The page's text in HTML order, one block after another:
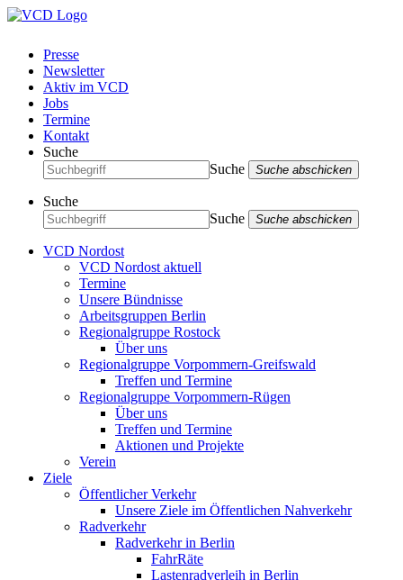
Presse
Newsletter
Aktiv im VCD
Jobs
Termine
Kontakt
Suche
Suche
Suche abschicken
Suche
Suche
Suche abschicken
VCD Nordost
VCD Nordost aktuell
Termine
Unsere Bündnisse
Arbeitsgruppen Berlin
Regionalgruppe Rostock
Über uns
Regionalgruppe Vorpommern-Greifswald
Treffen und Termine
Regionalgruppe Vorpommern-Rügen
Über uns
Treffen und Termine
Aktionen und Projekte
Verein
Ziele
Öffentlicher Verkehr
Unsere Ziele im Öffentlichen Nahverkehr
Radverkehr
Radverkehr in Berlin
FahrRäte
Lastenradverleih in Berlin